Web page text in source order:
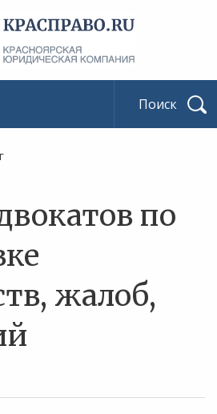
по
жалоб,